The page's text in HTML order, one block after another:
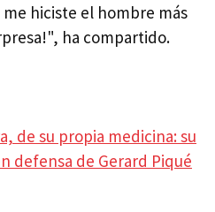
hiciste el hombre más
ha compartido.
de su propia medicina: su
defensa de Gerard Piqué